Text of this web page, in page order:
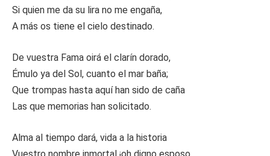
Si quien me da su lira no me engaña,
A más os tiene el cielo destinado.
De vuestra Fama oirá el clarín dorado,
Émulo ya del Sol, cuanto el mar baña;
Que trompas hasta aquí han sido de caña
Las que memorias han solicitado.
Alma al tiempo dará, vida a la historia